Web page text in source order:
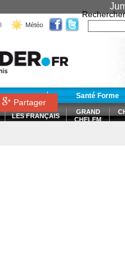
Météo
Rechercher
Santé Forme
LES FRANÇAIS
GRAND
CHELEM
Partager